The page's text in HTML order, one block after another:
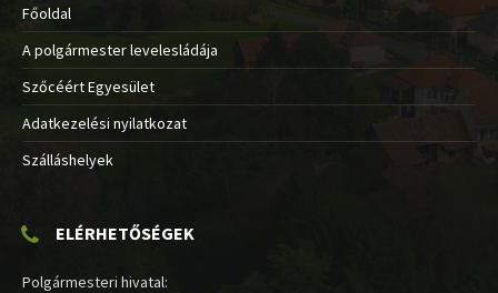
Főoldal
A polgármester levelesládája
Szőcéért Egyesület
Adatkezelési nyilatkozat
Szálláshelyek
ELÉRHETŐSÉGEK
Polgármesteri hivatal: